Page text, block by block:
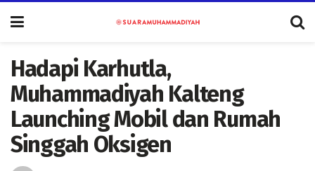
Hadapi Karhutla,
Muhammadiyah Kalteng
Launching Mobil dan Rumah
Singgah Oksigen